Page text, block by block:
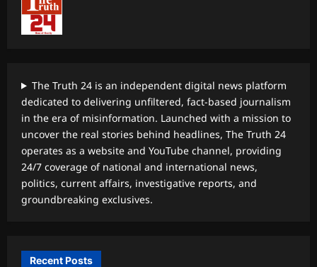
The Truth 24 is an independent digital news platform
dedicated to delivering unfiltered, fact-based journalism
in the era of misinformation. Launched with a mission to
uncover the real stories behind headlines, The Truth 24
operates as a website and YouTube channel, providing
24/7 coverage of national and international news,
politics, current affairs, investigative reports, and
groundbreaking exclusives.
Recent Posts